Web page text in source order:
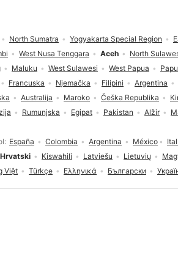
España Colombia Argentina México
Hrvatski Kiswahili Latviešu Lietuvių
Việt Türkçe Ελληνικά Български
Francuska Njemačka Filipini Argentina
Australija Maroko Češka Republika
Rumunjska Egipat Pakistan Alžir
North Sumatra Yogyakarta Special Region
West Nusa Tenggara Aceh North
Maluku West Sulawesi West Papua